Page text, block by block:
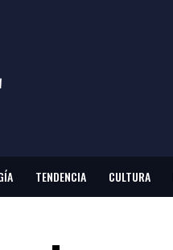
TENDENCIA CULTURA